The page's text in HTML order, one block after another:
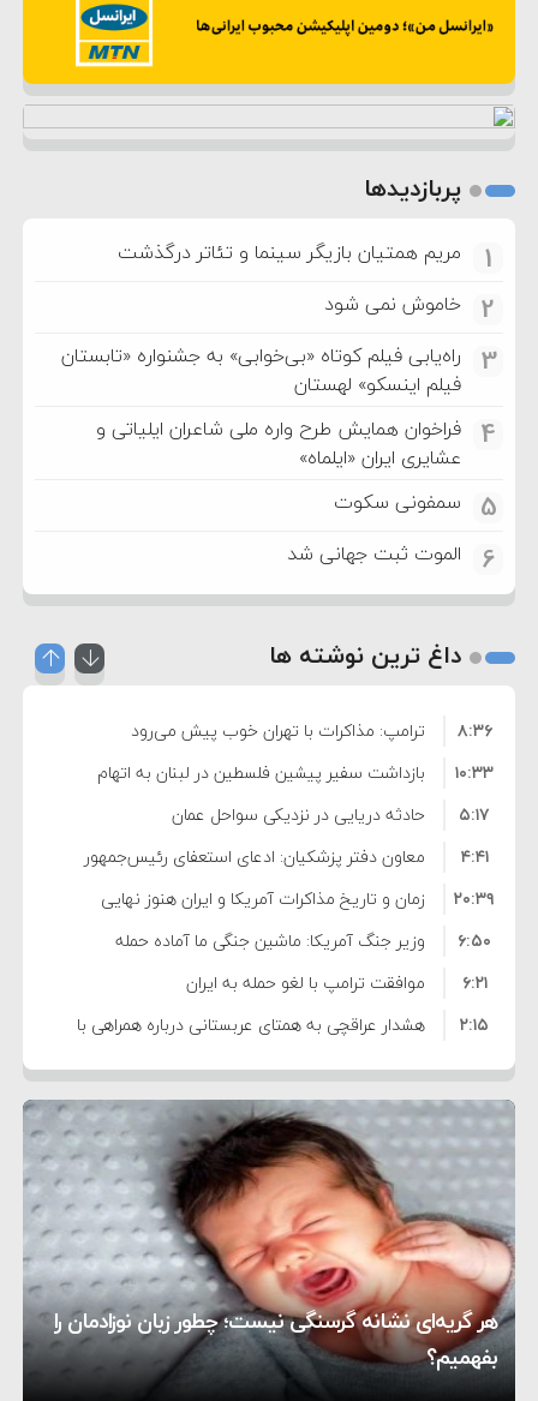
پربازدیدها
1 مریم همتیان بازیگر سینما و تئاتر درگذشت
2 خاموش نمی شود
3
راه‌یابی فیلم کوتاه «بی‌خوابی» به جشنواره «تابستان
فیلم اینسکو» لهستان
4
فراخوان همایش طرح واره ملی شاعران ایلیاتی و
عشایری ایران «ایلماه»
5 سمفونی سکوت
6 الموت ثبت جهانی شد
داغ ترین نوشته ها
ترامپ: مذاکرات با تهران خوب پیش می‌رود
۸:۳۶
بازداشت سفیر پیشین فلسطین در لبنان به اتهام
فساد و اختلاس اموال
۱۰:۳۳
حادثه دریایی در نزدیکی سواحل عمان
۵:۱۷
معاون دفتر پزشکیان: ادعای استعفای رئیس‌جمهور
واهی و کذب محض است
۴:۴۱
زمان و تاریخ مذاکرات آمریکا و ایران هنوز نهایی
نشده است
۲۰:۳۹
وزیر جنگ آمریکا: ماشین جنگی ما آماده حمله
نظامی علیه ایران است
۶:۵۰
موافقت ترامپ با لغو حمله به ایران
۶:۲۱
هشدار عراقچی به همتای عربستانی درباره همراهی با
آمریکا
۲:۱۵
مقام ارشد امنیتی: برنامه گسترده‌ای برای پاسخ به
دیوانگی آمریکا داریم
۷:۱۰
ترامپ دستور حملات جدید علیه ایران را صادر کرد
۵:۴۵
سپاه: دو نفتکش متخلف مورد اصابت قرار گرفته و
متوقف شدند
۱۲:۵۹
ترامپ مدعی توافق تاریخی برای خلع سلاح کامل
حماس شد
۸:۵۷
اعتراض عراقچی به همتای بلغارستانی به دلیل کمک
به آمریکا در حملات به ایران
۱۶:۱۹
کشورهایی که به متجاوزان کمک می کنند پاسخ
سختی خواهند گرفت
۱۰:۱۵
سنتکام پایان تجاوز جدید به ایران را اعلام کرد
۶:۰۵
هر گریه‌ای نشانه گرسنگی نیست؛ چطور زبان نوزادمان را
بفهمیم؟
تغذیه پدر می‌تواند بر سلامت نوزاد تأثیر بگذارد
روی دیگر زندگی